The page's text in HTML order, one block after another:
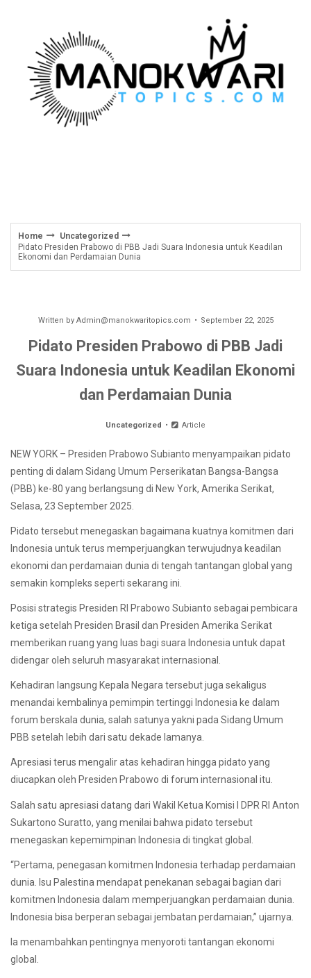
Home
Uncategorized
Pidato Presiden Prabowo di PBB Jadi Suara Indonesia untuk Keadilan
Ekonomi dan Perdamaian Dunia
Written by Admin@manokwaritopics.com September 22, 2025
Pidato Presiden Prabowo di PBB Jadi
Suara Indonesia untuk Keadilan Ekonomi
dan Perdamaian Dunia
Uncategorized Article
NEW YORK – Presiden Prabowo Subianto menyampaikan pidato
penting di dalam Sidang Umum Perserikatan Bangsa-Bangsa
(PBB) ke-80 yang berlangsung di New York, Amerika Serikat,
Selasa, 23 September 2025.
Pidato tersebut menegaskan bagaimana kuatnya komitmen dari
Indonesia untuk terus memperjuangkan terwujudnya keadilan
ekonomi dan perdamaian dunia di tengah tantangan global yang
semakin kompleks seperti sekarang ini.
Posisi strategis Presiden RI Prabowo Subianto sebagai pembicara
ketiga setelah Presiden Brasil dan Presiden Amerika Serikat
memberikan ruang yang luas bagi suara Indonesia untuk dapat
didengar oleh seluruh masyarakat internasional.
Kehadiran langsung Kepala Negara tersebut juga sekaligus
menandai kembalinya pemimpin tertinggi Indonesia ke dalam
forum berskala dunia, salah satunya yakni pada Sidang Umum
PBB setelah lebih dari satu dekade lamanya.
Apresiasi terus mengalir atas kehadiran hingga pidato yang
diucapkan oleh Presiden Prabowo di forum internasional itu.
Salah satu apresiasi datang dari Wakil Ketua Komisi I DPR RI Anton
Sukartono Suratto, yang menilai bahwa pidato tersebut
menegaskan kepemimpinan Indonesia di tingkat global.
“Pertama, penegasan komitmen Indonesia terhadap perdamaian
dunia. Isu Palestina mendapat penekanan sebagai bagian dari
komitmen Indonesia dalam memperjuangkan perdamaian dunia.
Indonesia bisa berperan sebagai jembatan perdamaian,” ujarnya.
Ia menambahkan pentingnya menyoroti tantangan ekonomi
global.